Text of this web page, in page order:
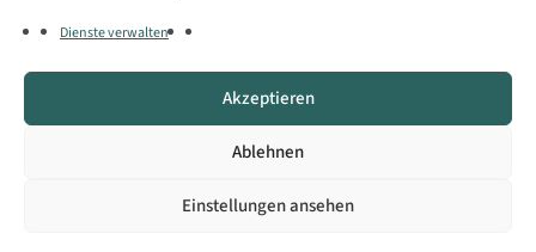
Dienste verwalten
Akzeptieren
Ablehnen
Einstellungen ansehen
Copyright © Landratsamt Oberallgäu